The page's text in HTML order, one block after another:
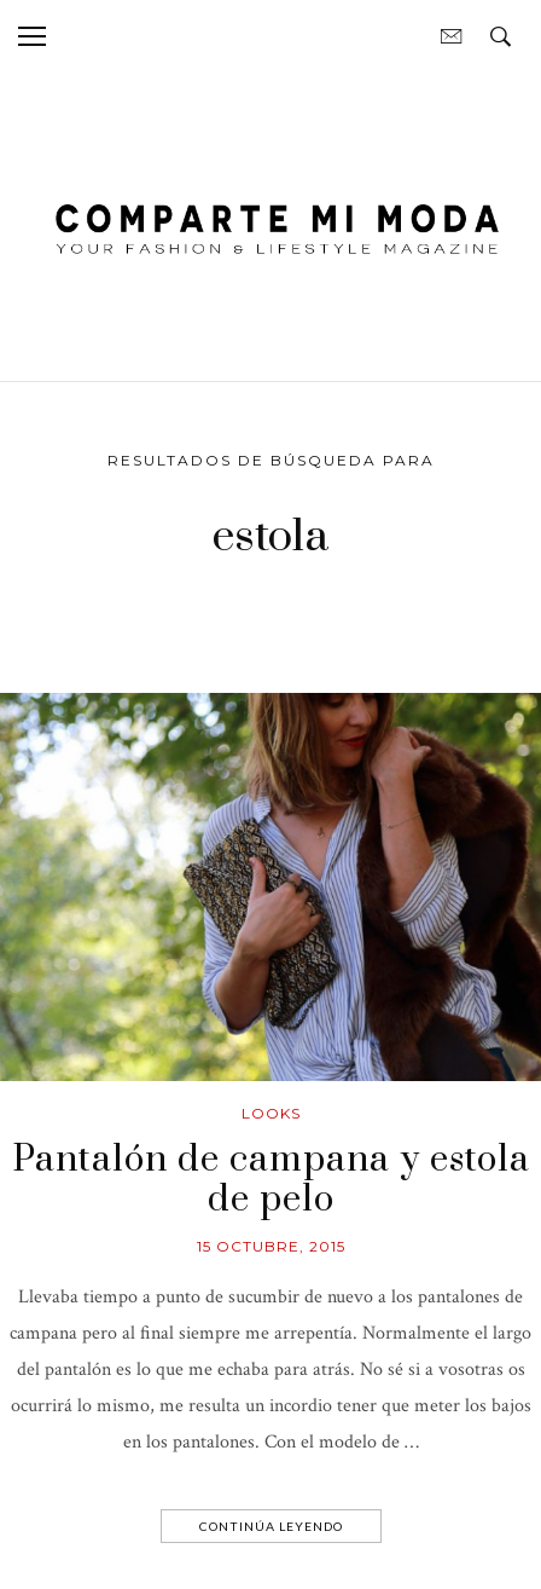
RESULTADOS DE BÚSQUEDA PARA
estola
LOOKS
Pantalón de campana y estola
de pelo
15 OCTUBRE, 2015
Llevaba tiempo a punto de sucumbir de nuevo a los pantalones de
campana pero al final siempre me arrepentía. Normalmente el largo
del pantalón es lo que me echaba para atrás. No sé si a vosotras os
ocurrirá lo mismo, me resulta un incordio tener que meter los bajos
en los pantalones. Con el modelo de …
CONTINÚA LEYENDO